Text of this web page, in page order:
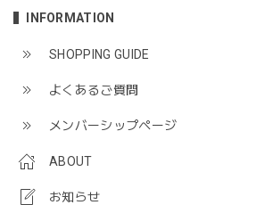
INFORMATION
SHOPPING GUIDE
よくあるご質問
メンバーシップページ
ABOUT
お知らせ